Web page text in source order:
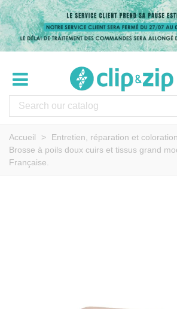
Accueil > Entretien, réparation et
Brosse à poils doux cuirs et tissus grand
Française.